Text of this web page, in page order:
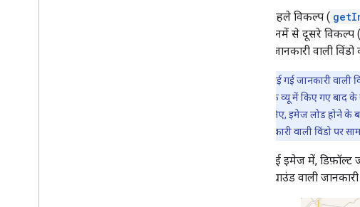
इनमें से पहले विकल्प (
जाएगा. इनमें से दूसरे विकल्प (
डिफ़ॉल्ट जानकारी वाली
दिखाई गई जानकारी वाली
इसका मतलब है कि व्यू में किए गए बाद के
करें. उदाहरण के लिए, इमेज लोड होने के
तरीके से, पूरी जानकारी वाली विंडो पर
नीचे दी गई इमेज में,
और बैकग्राउंड वाली